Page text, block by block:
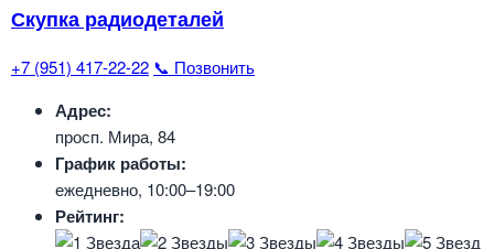
Скупка радиодеталей
+7 (951) 417-22-22 📞 Позвонить
Адрес:
просп. Мира, 84
График работы:
ежедневно, 10:00–19:00
Рейтинг: